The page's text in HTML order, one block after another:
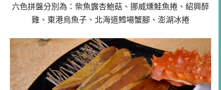
六色拼盤分別為：柴魚露杏鮑菇、挪威燻鮭魚捲、紹興醉
雞、東港烏魚子、北海道鱈場蟹腳、澎湖冰捲